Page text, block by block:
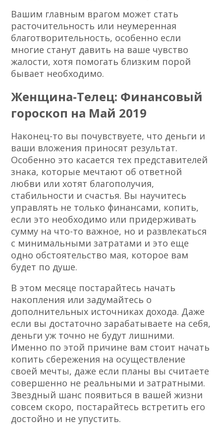
Вашим главным врагом может стать
расточительность или неумеренная
благотворительность, особенно если
многие станут давить на ваше чувство
жалости, хотя помогать близким порой
бывает необходимо.
Женщина-Телец: Финансовый
гороскоп на Май 2019
Наконец-то вы почувствуете, что деньги и
ваши вложения приносят результат.
Особенно это касается тех представителей
знака, которые мечтают об ответной
любви или хотят благополучия,
стабильности и счастья. Вы научитесь
управлять не только финансами, копить,
если это необходимо или придерживать
сумму на что-то важное, но и развлекаться
с минимальными затратами и это еще
одно обстоятельство мая, которое вам
будет по душе.
В этом месяце постарайтесь начать
накопления или задумайтесь о
дополнительных источниках дохода. Даже
если вы достаточно зарабатываете на себя,
деньги уж точно не будут лишними.
Именно по этой причине вам стоит начать
копить сбережения на осуществление
своей мечты, даже если планы вы считаете
совершенно не реальными и затратными.
Звездный шанс появиться в вашей жизни
совсем скоро, постарайтесь встретить его
достойно и не упустить.